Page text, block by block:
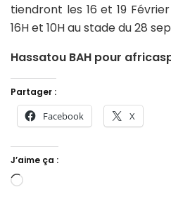
tiendront les 16 et 19
16H et 10H au stade du 28
Hassatou BAH pour
Partager :
Facebook X
J’aime ça :
Chargement…